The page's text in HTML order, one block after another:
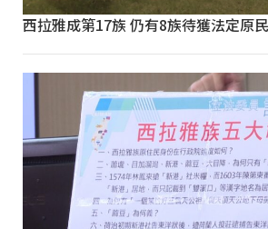
西拉雅成第17族 仍有8族待獲法定原